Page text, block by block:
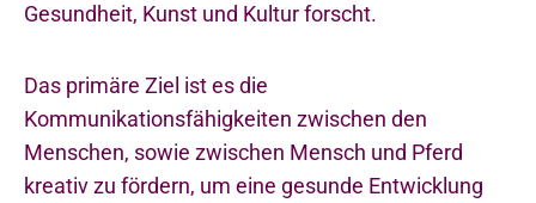
Gesundheit, Kunst und Kultur forscht.
Das primäre Ziel ist es die
Kommunikationsfähigkeiten zwischen den
Menschen, sowie zwischen Mensch und Pferd
kreativ zu fördern, um eine gesunde Entwicklung